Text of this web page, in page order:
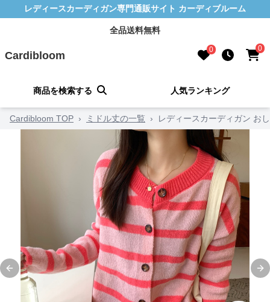
レディースカーディガン専門通販サイト カーディブルーム
全品送料無料
Cardibloom 0 0
商品を検索する 人気ランキング
Cardibloom TOP › ミドル丈の一覧 › レディースカーディガン お
Previous slide